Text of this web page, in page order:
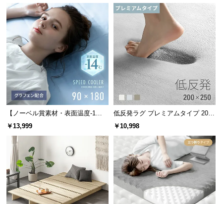
て
証
に
つ
て
会
員
に
つ
い
て
空気中の水分を します 空気中に水分を 放出します
抗菌・防虫効果で清潔感キープ
桐は優れた抗菌作用や防虫作用を持つため、カビや
ダニの発生を抑制し、清潔にお使いいただけます。
【ノーベル賞素材・表面温度-1
4℃】 冷却ジェルマット クールマ
ット グラフェン配合タイプ 90×18
0cm
￥13,999
低反発ラグ プレミアムタイプ 200×
250cm
￥10,998